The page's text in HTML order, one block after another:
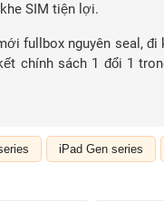
SIM tiện lợi.
fullbox nguyên seal, đi
chính sách 1 đổi 1
iPad Gen series